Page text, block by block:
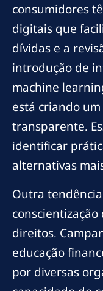
consumidores
digitais que
dívidas e a
introdução de
machine
está criando
transparente.
identificar
alternativas
Outra
direitos.
educação
por diversas